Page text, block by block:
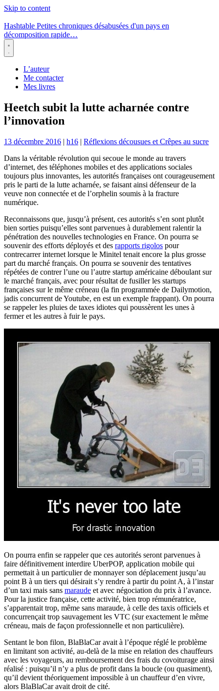
Skip to content
Hashtable Petites chroniques désabusées d'un pays en
décomposition rapide…
Menu
L’auteur
Me contacter
Mes livres
Heetch subit la lutte acharnée contre
l’innovation
13 décembre 2016 | h16 | Réflexions décousues et Crêpes au sucre
Dans la véritable révolution qui secoue le monde au travers
d’internet, des téléphones mobiles et des applications sociales
toujours plus innovantes, les autorités françaises ont courageusement
pris le parti de la lutte acharnée, se faisant ainsi défenseur de la
veuve non connectée et de l’orphelin soumis à la fracture
numérique.
Reconnaissons que, jusqu’à présent, ces autorités s’en sont plutôt
bien sorties puisqu’elles sont parvenues à durablement ralentir la
pénétration des nouvelles technologies en France. On pourra se
souvenir des efforts déployés et des rapports rigolos pour
contrecarrer internet lorsque le Minitel tenait encore la plus grosse
part du marché français. On pourra se souvenir des tentatives
répétées de contrer l’une ou l’autre startup américaine déboulant sur
le marché français, avec pour résultat de fusiller les startups
françaises sur le même créneau (la fin programmée de Dailymotion,
jadis concurrent de Youtube, en est un exemple frappant). On pourra
se rappeler les pluies de taxes idiotes qui poussèrent les unes à
fermer et les autres à fuir le pays.
On pourra enfin se rappeler que ces autorités seront parvenues à
faire définitivement interdire UberPOP, application mobile qui
permettait à un particulier de monnayer son déplacement jusqu’au
point B à un tiers qui désirait s’y rendre à partir du point A, à l’instar
d’un taxi mais sans maraude et avec négociation du prix à l’avance.
Pour la justice française, cette activité, bien trop rémunératrice,
s’apparentait trop, même sans maraude, à celle des taxis officiels et
concurrençait trop sauvagement les VTC (sur exactement le même
créneau, mais de façon professionnelle et non particulière).
Sentant le bon filon, BlaBlaCar avait à l’époque réglé le problème
en limitant son activité, au-delà de la mise en relation des chauffeurs
avec les voyageurs, au remboursement des frais du covoiturage ainsi
réalisé : puisqu’il n’y a plus de profit dans la boucle (ou quasiment),
qu’il devient théoriquement impossible à un chauffeur d’en vivre,
alors BlaBlaCar avait droit de cité.